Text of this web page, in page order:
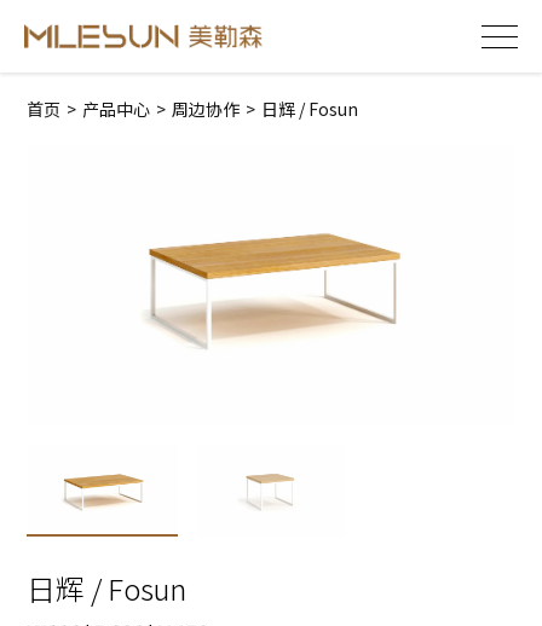
首页 > 产品中心 > 周边协作 > 日辉 / Fosun
日辉 / Fosun